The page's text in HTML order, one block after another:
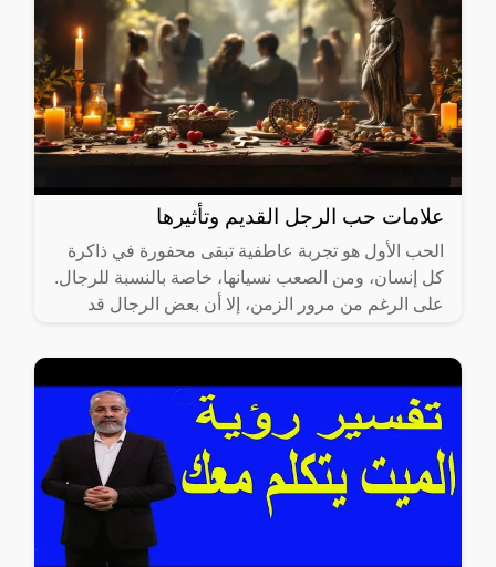
علامات حب الرجل القديم وتأثيرها
الحب الأول هو تجربة عاطفية تبقى محفورة في ذاكرة
كل إنسان، ومن الصعب نسيانها، خاصة بالنسبة للرجال.
على الرغم من مرور الزمن، إلا أن بعض الرجال قد